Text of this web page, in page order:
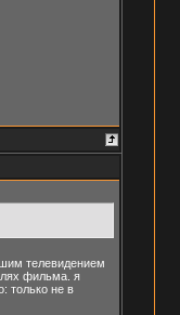
телевидением
фильма. я
только не в